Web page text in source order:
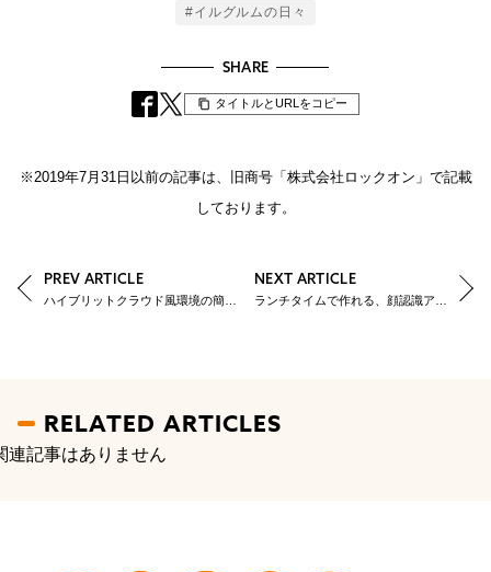
#イルグルムの日々
SHARE
タイトルとURLをコピー
※2019年7月31日以前の記事は、旧商号「株式会社ロックオン」で記載
しております。
PREV ARTICLE NEXT ARTICLE
RELATED ARTICLES
連記事はありません